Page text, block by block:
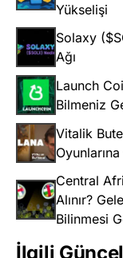
Yükselişi
Solaxy
Ağı
Launch
Bilmeniz
Vitalik
Central
Alınır?
Bilinmesi
İlgili